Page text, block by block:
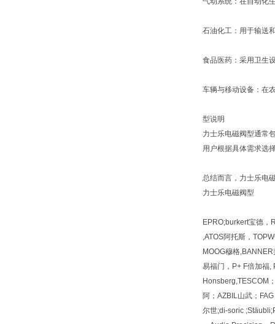
石油化工：用于输送
食品医药：采用卫生
车辆与移动设备：在
型说明
力士乐电磁阀型通常
用户根据具体需求选
总结而言，力士乐电
力士乐电磁阀型
EPRO;burkert宝德，
,ATOS阿托斯，
MOOG穆格
易福门，P+ F倍加福,
Honsberg,TESCOM
阿；AZBIL山武；
尔世;di-soric